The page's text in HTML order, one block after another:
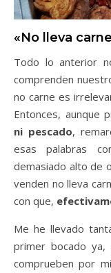
«No lleva
Todo lo anterior
comprenden
no carne es
Entonces, aunque
ni pescado,
esas palabras
demasiado alto de
venden no lleva
con que,
Me he llevado
primer bocado
comprueben por